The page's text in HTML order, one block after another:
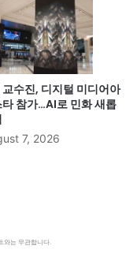
수진, 디지털 미디어아
타 참가…AI로 민화 새롭
7, 2026
와는 무관합니다.